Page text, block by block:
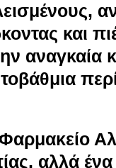
και
αναγκαία
αλλά